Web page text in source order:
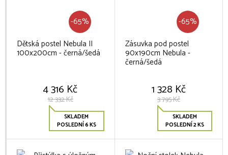
-65%
Dětská postel Nebula II
100x200cm - černá/šedá
4 316 Kč
12 332 Kč
SKLADEM
POSLEDNÍ 6 KS
-65%
Zásuvka pod postel
90x190cm Nebula -
černá/šedá
1 328 Kč
3 795 Kč
SKLADEM
POSLEDNÍ 2 KS